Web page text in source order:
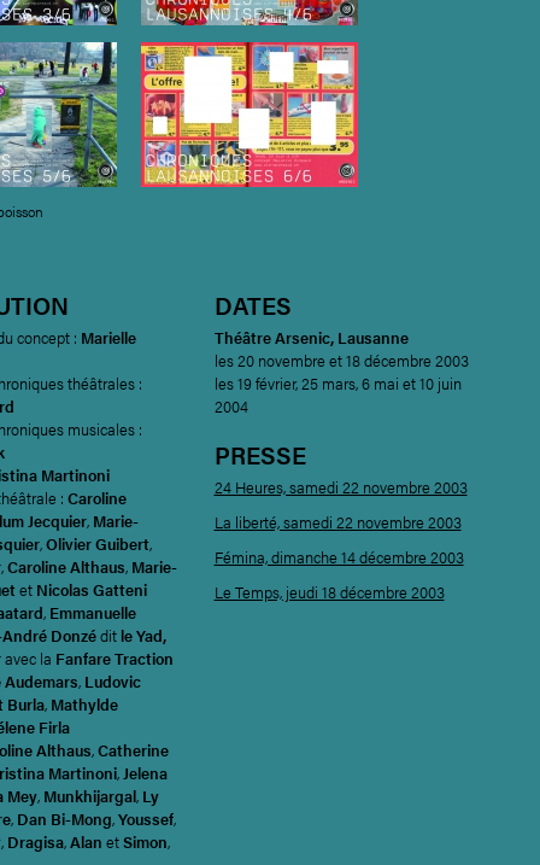
concept : Marielle
théâtrales :
musicales :
Martinoni
:Caroline
Jecquier, Marie-
,Olivier Guibert,
,Caroline Althaus, Marie-
et Nicolas Gatteni
, Emmanuelle
Donzédit le Yad,
avec la Fanfare Traction
Audemars, Ludovic
Burla, Mathylde
Firla
Althaus,Catherine
Martinoni,Jelena
Mey, Munkhijargal, Ly
, Dan Bi-Mong,Youssef,
, Dragisa,Alan etSimon,
DATES
Théâtre Arsenic, Lausanne
les 20 novembre et 18 décembre 2003
les 19 février, 25 mars, 6 mai et 10 juin
2004
PRESSE
24 Heures, samedi 22 novembre 2003
La liberté, samedi 22 novembre 2003
Fémina, dimanche 14 décembre 2003
Le Temps, jeudi 18 décembre 2003